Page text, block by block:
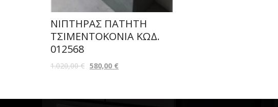
ΝΙΠΤΗΡΑΣ ΠΑΤΗΤΗ
ΤΣΙΜΕΝΤΟΚΟΝΙΑ ΚΩΔ.
012568
1.020,00€ 580,00 €